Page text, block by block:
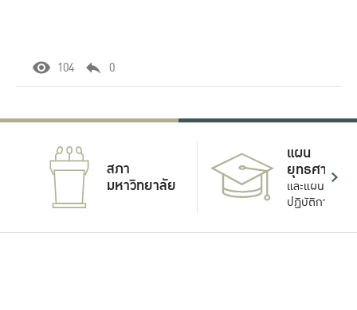
104 0
สภา
มหาวิทยาลัย
แผน
ยุทธศาสตร์
และแผน
ปฏิบัติการ